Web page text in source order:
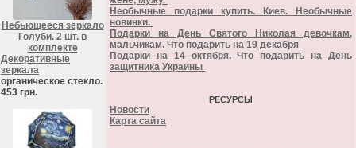
Небьющееся зеркало
Голуби. 2 шт. в
комплекте
Декоративные
зеркала
органическое стекло.
453 грн.
Необычные подарки купить. Киев. Необычные
новинки.
Подарки на День Святого Николая девочкам,
мальчикам. Что подарить на 19 декабря
Подарки на 14 октября. Что подарить на День
защитника Украины
РЕСУРСЫ
Новости
Карта сайта